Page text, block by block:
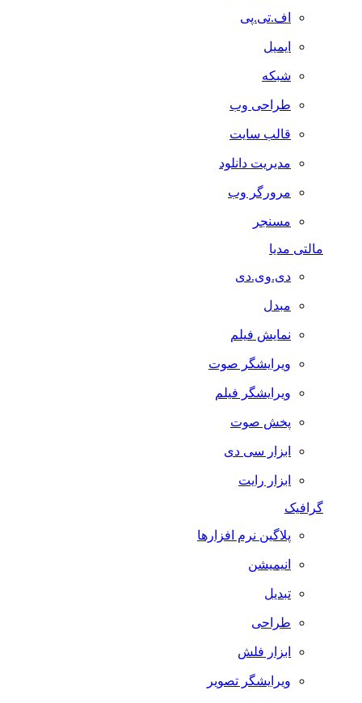
اف.تی.پی
ایمیل
شبکه
طراحی وب
قالب سایت
مدیریت دانلود
مرورگر وب
مسنجر
مالتی مدیا
دی.وی.دی
مبدل
نمایش فیلم
ویرایشگر صوت
ویرایشگر فیلم
پخش صوت
ابزار سی دی
ابزار رایت
گرافیک
پلاگین نرم افزارها
انیمیشن
تبدیل
طراحی
ابزار فلش
ویرایشگر تصویر